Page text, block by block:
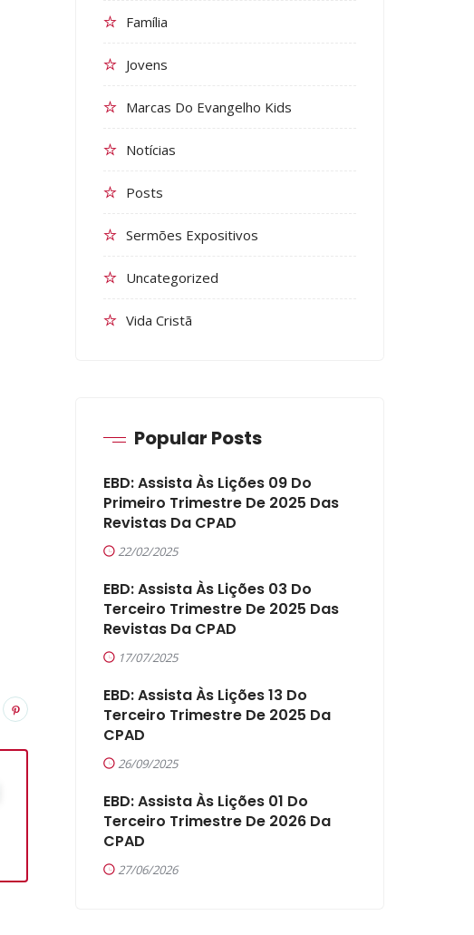
Família
Jovens
Marcas Do Evangelho Kids
Notícias
Posts
Sermões Expositivos
Uncategorized
Vida Cristã
Popular Posts
EBD: Assista Às Lições 09 Do
Primeiro Trimestre De 2025 Das
Revistas Da CPAD
22/02/2025
EBD: Assista Às Lições 03 Do
Terceiro Trimestre De 2025 Das
Revistas Da CPAD
17/07/2025
EBD: Assista Às Lições 13 Do
Terceiro Trimestre De 2025 Da
CPAD
26/09/2025
EBD: Assista Às Lições 01 Do
Terceiro Trimestre De 2026 Da
CPAD
27/06/2026